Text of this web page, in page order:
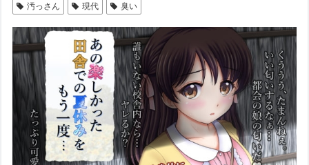
汚っさん
現代 臭い